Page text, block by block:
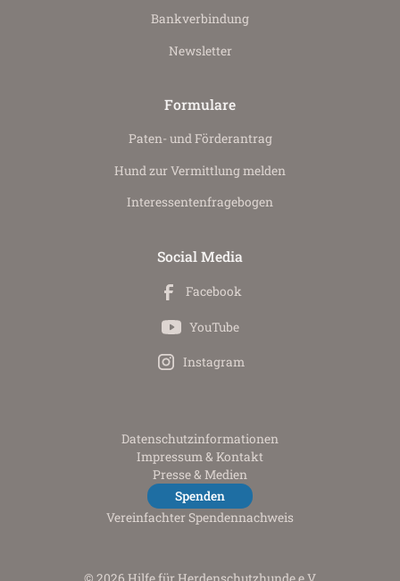
Bankverbindung
Newsletter
Formulare
Paten- und Förderantrag
Hund zur Vermittlung melden
Interessenten­fragebogen
Social Media
Facebook
YouTube
Instagram
Datenschutz­informationen
Impressum & Kontakt
Presse & Medien
Spenden
Vereinfachter Spendennachweis